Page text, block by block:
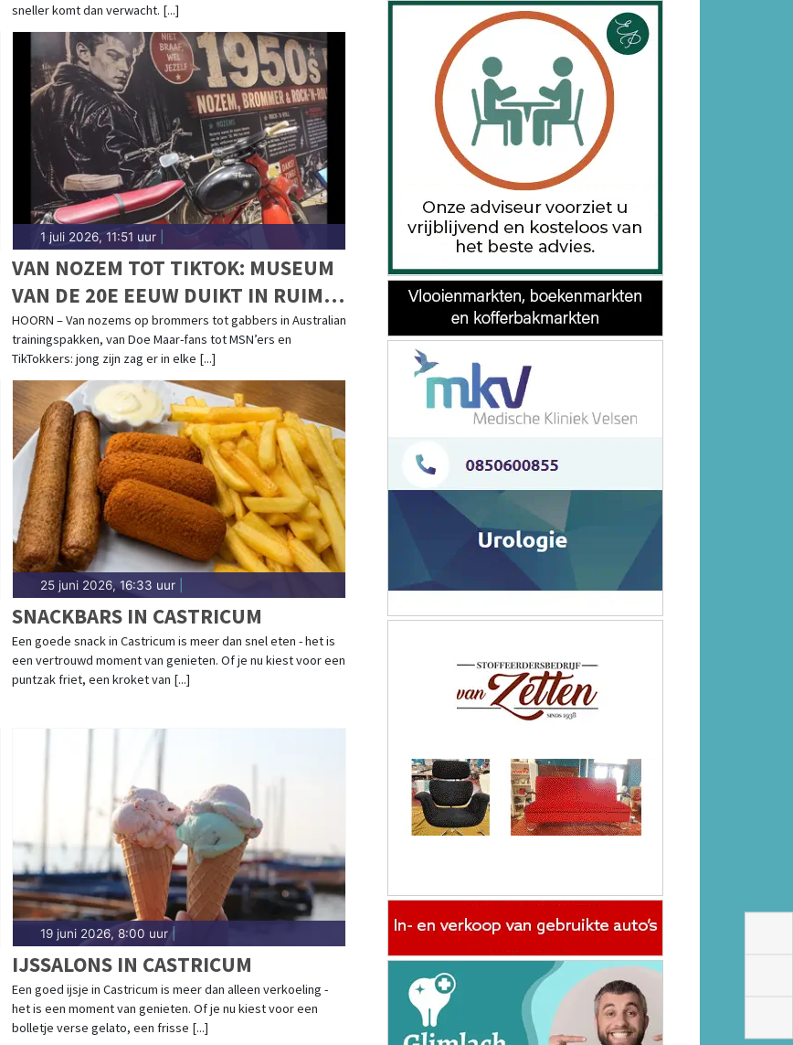
sneller komt dan verwacht. [...]
1 juli 2026, 11:51 uur|
VAN NOZEM TOT TIKTOK: MUSEUM
VAN DE 20E EEUW DUIKT IN RUIM
70 JAAR JONGERENCULTUUR
HOORN – Van nozems op brommers tot gabbers in Australian
trainingspakken, van Doe Maar-fans tot MSN’ers en
TikTokkers: jong zijn zag er in elke [...]
25 juni 2026, 16:33 uur|
SNACKBARS IN CASTRICUM
Een goede snack in Castricum is meer dan snel eten - het is
een vertrouwd moment van genieten. Of je nu kiest voor een
puntzak friet, een kroket van [...]
19 juni 2026, 8:00 uur|
IJSSALONS IN CASTRICUM
Een goed ijsje in Castricum is meer dan alleen verkoeling -
het is een moment van genieten. Of je nu kiest voor een
bolletje verse gelato, een frisse [...]